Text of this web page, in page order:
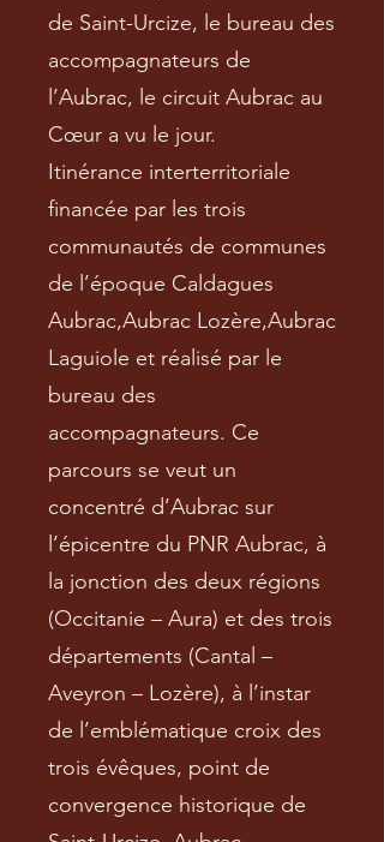
de Saint-Urcize, le bureau des
accompagnateurs de
l’Aubrac, le circuit Aubrac au
Cœur a vu le jour.
Itinérance interterritoriale
financée par les trois
communautés de communes
de l’époque Caldagues
Aubrac,Aubrac Lozère,Aubrac
Laguiole et réalisé par le
bureau des
accompagnateurs. Ce
parcours se veut un
concentré d’Aubrac sur
l’épicentre du PNR Aubrac, à
la jonction des deux régions
(Occitanie – Aura) et des trois
départements (Cantal –
Aveyron – Lozère), à l’instar
de l’emblématique croix des
trois évêques, point de
convergence historique de